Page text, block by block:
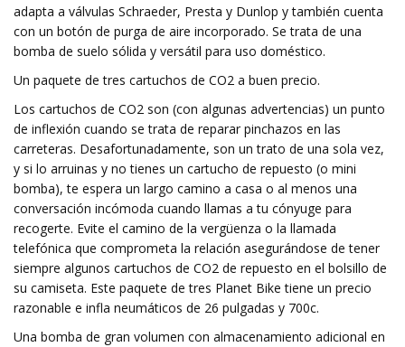
adapta a válvulas Schraeder, Presta y Dunlop y también cuenta
con un botón de purga de aire incorporado. Se trata de una
bomba de suelo sólida y versátil para uso doméstico.
Un paquete de tres cartuchos de CO2 a buen precio.
Los cartuchos de CO2 son (con algunas advertencias) un punto
de inflexión cuando se trata de reparar pinchazos en las
carreteras. Desafortunadamente, son un trato de una sola vez,
y si lo arruinas y no tienes un cartucho de repuesto (o mini
bomba), te espera un largo camino a casa o al menos una
conversación incómoda cuando llamas a tu cónyuge para
recogerte. Evite el camino de la vergüenza o la llamada
telefónica que comprometa la relación asegurándose de tener
siempre algunos cartuchos de CO2 de repuesto en el bolsillo de
su camiseta. Este paquete de tres Planet Bike tiene un precio
razonable e infla neumáticos de 26 pulgadas y 700c.
Una bomba de gran volumen con almacenamiento adicional en